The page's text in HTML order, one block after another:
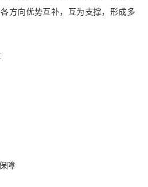
方向优势互补，互为支撑，形成多
障